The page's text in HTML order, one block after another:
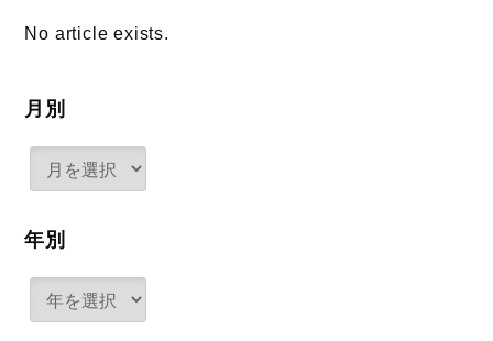
No article exists.
月別
年別